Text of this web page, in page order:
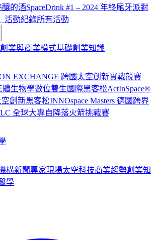
的酒SpaceDrink #1 – 2024 年終尾牙派對
活動紀錄所有活動
創業與商業模式基礎創業知識
EXCHANGE 跨國太空創新實戰競賽
體生物學數位雙生國際黑客松ActInSpace®
空創新黑客松INNOspace Masters 德國跨界
全球大專自降落火箭挑戰賽
構新聞專家現場太空科技商業趨勢創業知
學